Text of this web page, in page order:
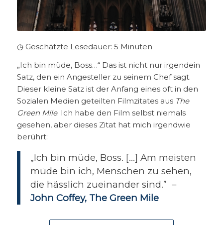
◷ Geschätzte Lesedauer: 5 Minuten
„Ich bin müde, Boss…“ Das ist nicht nur irgendein
Satz, den ein Angesteller zu seinem Chef sagt.
Dieser kleine Satz ist der Anfang eines oft in den
Sozialen Medien geteilten Filmzitates aus The
Green Mile. Ich habe den Film selbst niemals
gesehen, aber dieses Zitat hat mich irgendwie
berührt:
„Ich bin müde, Boss. […] Am meisten
müde bin ich, Menschen zu sehen,
die hässlich zueinander sind.” –
John Coffey, The Green Mile